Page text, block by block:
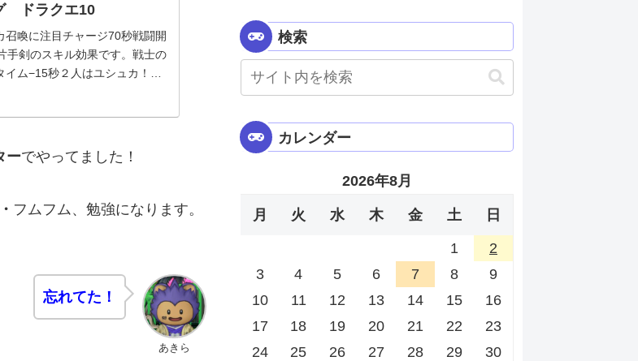
ドラクエ10
喚に注目チャージ70秒戦闘開
手剣のスキル効果です。戦士の
ム−15秒２人はユシュカ！？
ーでやってました！
フムフム、勉強になります。
あきら
忘れてた！
検索
カレンダー
2026年8月
月 火 水 木 金 土 日
1
2
3
4 5 6 7 8
9
10
11 12 13 14 15
16
17
18 19 20 21 22
23
24
25 26 27 28 29
30